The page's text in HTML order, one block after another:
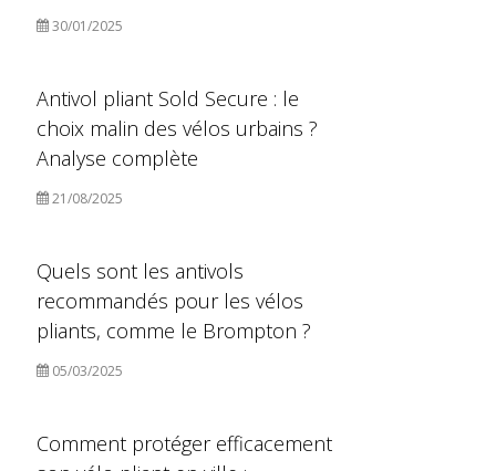
30/01/2025
Antivol pliant Sold Secure : le
choix malin des vélos urbains ?
Analyse complète
21/08/2025
Quels sont les antivols
recommandés pour les vélos
pliants, comme le Brompton ?
05/03/2025
Comment protéger efficacement